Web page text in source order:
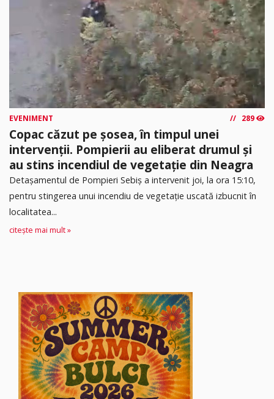
EVENIMENT 289
Copac căzut pe șosea, în timpul unei
intervenții. Pompierii au eliberat drumul și
au stins incendiul de vegetație din Neagra
Detașamentul de Pompieri Sebiș a intervenit joi, la ora 15:10,
pentru stingerea unui incendiu de vegetație uscată izbucnit în
localitatea...
citește mai mult »